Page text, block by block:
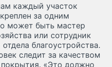
каждый участок
за одним
может быть мастер
или сотрудник
благоустройства.
следит за качеством
«Это должно